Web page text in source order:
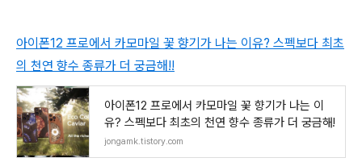
아이폰12 프로에서 카모마일 꽃 향기가 나는 이유? 스펙보다 최초
의 천연 향수 종류가 더 궁금해!!
아이폰12 프로에서 카모마일 꽃 향기가 나는 이
유? 스펙보다 최초의 천연 향수 종류가 더 궁금해!
jongamk.tistory.com